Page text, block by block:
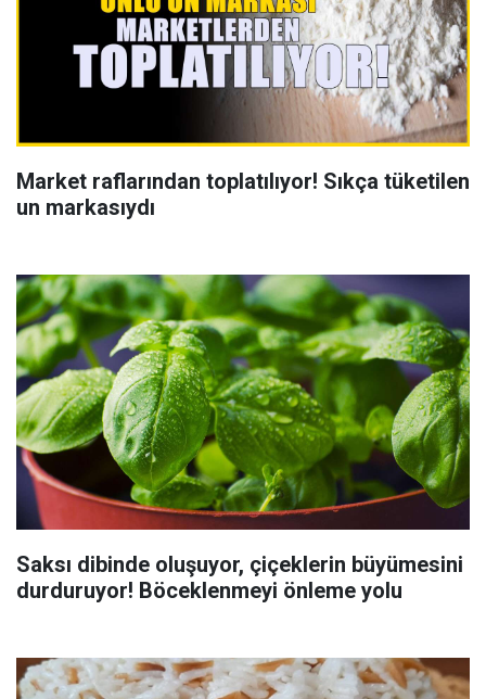
Market raflarından toplatılıyor! Sıkça tüketilen
un markasıydı
Saksı dibinde oluşuyor, çiçeklerin büyümesini
durduruyor! Böceklenmeyi önleme yolu